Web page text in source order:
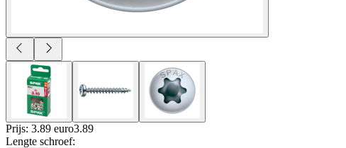
Prijs: 3.89 euro3.89
Lengte schroef: